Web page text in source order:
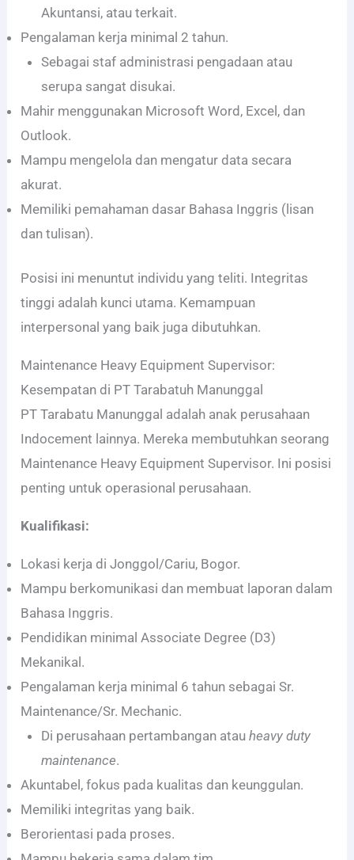
Akuntansi, atau terkait.
Pengalaman kerja minimal 2 tahun.
Sebagai staf administrasi pengadaan atau
serupa sangat disukai.
Mahir menggunakan Microsoft Word, Excel, dan
Outlook.
Mampu mengelola dan mengatur data secara
akurat.
Memiliki pemahaman dasar Bahasa Inggris (lisan
dan tulisan).
Posisi ini menuntut individu yang teliti. Integritas
tinggi adalah kunci utama. Kemampuan
interpersonal yang baik juga dibutuhkan.
Maintenance Heavy Equipment Supervisor:
Kesempatan di PT Tarabatuh Manunggal
PT Tarabatu Manunggal adalah anak perusahaan
Indocement lainnya. Mereka membutuhkan seorang
Maintenance Heavy Equipment Supervisor. Ini posisi
penting untuk operasional perusahaan.
Kualifikasi:
Lokasi kerja di Jonggol/Cariu, Bogor.
Mampu berkomunikasi dan membuat laporan dalam
Bahasa Inggris.
Pendidikan minimal Associate Degree (D3)
Mekanikal.
Pengalaman kerja minimal 6 tahun sebagai Sr.
Maintenance/Sr. Mechanic.
Di perusahaan pertambangan atau heavy duty
maintenance.
Akuntabel, fokus pada kualitas dan keunggulan.
Memiliki integritas yang baik.
Berorientasi pada proses.